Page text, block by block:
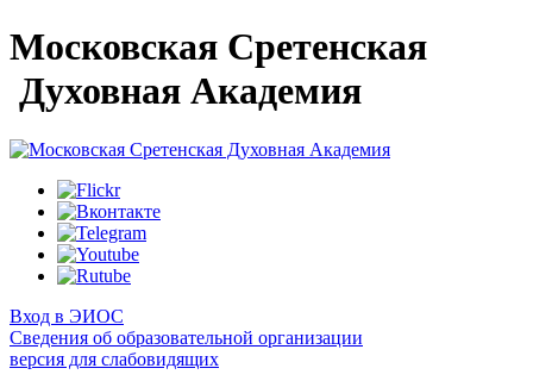
Московская Сретенская
Духовная Академия
Вход в ЭИОС
Сведения об образовательной организации
версия для слабовидящих